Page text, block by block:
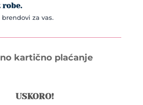
robe.
za vas.
kartično plaćanje
USKORO!